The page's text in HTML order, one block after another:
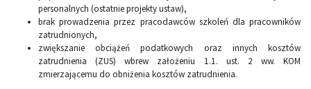
personalnych (ostatnie projekty ustaw),
brak prowadzenia przez pracodawców szkoleń dla pracowników
zatrudnionych,
zwiększanie obciążeń podatkowych oraz innych kosztów
zatrudnienia (ZUS) wbrew założeniu 1.1. ust. 2 ww. KOM
zmierzającemu do obniżenia kosztów zatrudnienia.